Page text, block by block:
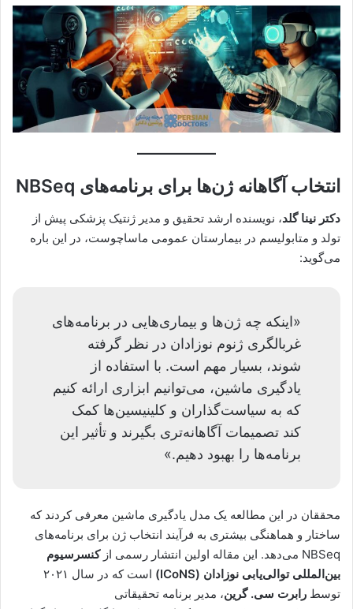
انتخاب آگاهانه ژن‌ها برای برنامه‌های NBSeq
دکتر نینا گلد، نویسنده ارشد تحقیق و مدیر ژنتیک پزشکی پیش از
تولد و متابولیسم در بیمارستان عمومی ماساچوست، در این باره
می‌گوید:
«اینکه چه ژن‌ها و بیماری‌هایی در برنامه‌های
غربالگری ژنوم نوزادان در نظر گرفته
شوند، بسیار مهم است. با استفاده از
یادگیری ماشین، می‌توانیم ابزاری ارائه کنیم
که به سیاست‌گذاران و کلینیسین‌ها کمک
کند تصمیمات آگاهانه‌تری بگیرند و تأثیر این
برنامه‌ها را بهبود دهیم.»
محققان در این مطالعه یک مدل یادگیری ماشین معرفی کردند که
ساختار و هماهنگی بیشتری به فرآیند انتخاب ژن برای برنامه‌های
NBSeq می‌دهد. این مقاله اولین انتشار رسمی از
کنسرسیوم
بین‌المللی توالی‌یابی نوزادان (ICoNS)
است که در سال ۲۰۲۱
توسط رابرت سی. گرین، مدیر برنامه تحقیقاتی